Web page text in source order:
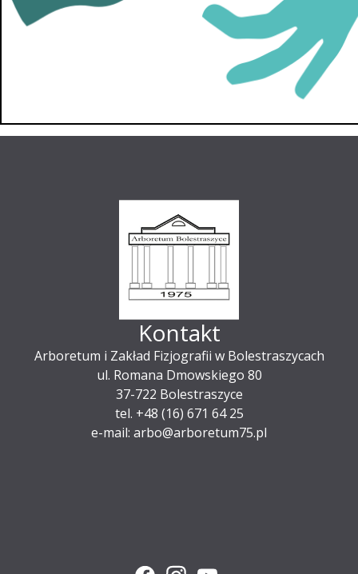
Kontakt
Arboretum i Zakład Fizjografii w Bolestraszycach
ul. Romana Dmowskiego 80
37-722 Bolestraszyce
tel. +48 (16) 671 64 25
e-mail: arbo@arboretum75.pl